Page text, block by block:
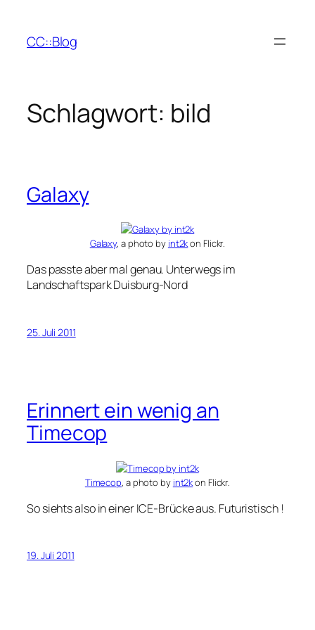
springen
CC::Blog
Schlagwort: bild
Galaxy
Galaxy, a photo by int2kon Flickr.
Das passte aber mal genau. Unterwegs im
Landschaftspark Duisburg-Nord
25. Juli 2011
Erinnert ein wenig an
Timecop
Timecop, a photo by int2kon Flickr.
So siehts also in einer ICE-Brücke aus. Futuristisch !
19. Juli 2011